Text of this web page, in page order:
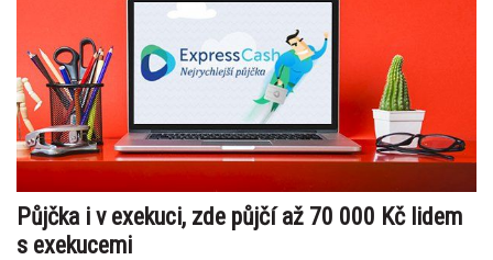
Půjčka i v exekuci, zde půjčí až 70 000 Kč lidem
s exekucemi